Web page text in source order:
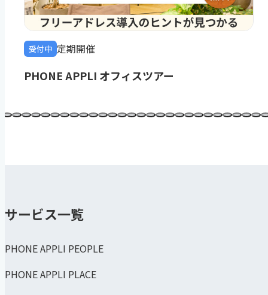
受付中 定期開催
PHONE APPLI オフィスツアー
サービス一覧
PHONE APPLI PEOPLE
PHONE APPLI PLACE